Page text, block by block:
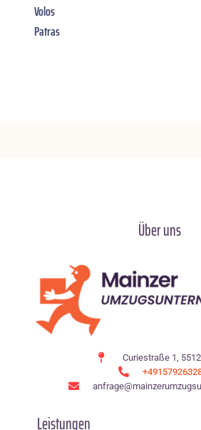
Volos
Patras
Über uns
Curiestraße 1,
Leistungen